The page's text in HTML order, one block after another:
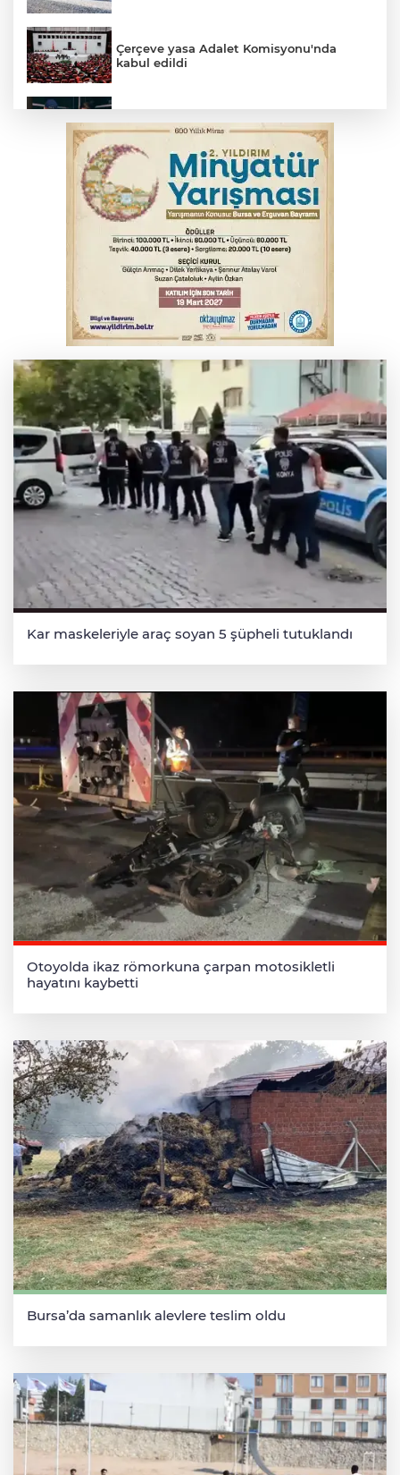
Çerçeve yasa Adalet Komisyonu'nda
kabul edildi
kişi tutuklandı
İnegöl’de yangın paniği! Apartmana
sıçrayan alevler söndürüldü
Serbest piyasada döviz fiyatları
Otomobil kanala uçtu: 2 yaralı
Kar maskeleriyle araç soyan 5 şüpheli tutuklandı
Otoyolda ikaz römorkuna çarpan motosikletli
hayatını kaybetti
Bursa’da samanlık alevlere teslim oldu